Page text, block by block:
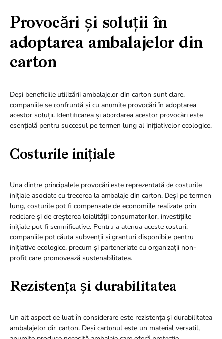
Provocări și soluții în
adoptarea ambalajelor din
carton
Deși beneficiile utilizării ambalajelor din carton sunt clare,
companiile se confruntă și cu anumite provocări în adoptarea
acestor soluții. Identificarea și abordarea acestor provocări este
esențială pentru succesul pe termen lung al inițiativelor ecologice.
Costurile inițiale
Una dintre principalele provocări este reprezentată de costurile
inițiale asociate cu trecerea la ambalaje din carton. Deși pe termen
lung, costurile pot fi compensate de economiile realizate prin
reciclare și de creșterea loialității consumatorilor, investițiile
inițiale pot fi semnificative. Pentru a atenua aceste costuri,
companiile pot căuta subvenții și granturi disponibile pentru
inițiative ecologice, precum și parteneriate cu organizații non-
profit care promovează sustenabilitatea.
Rezistența și durabilitatea
Un alt aspect de luat în considerare este rezistența și durabilitatea
ambalajelor din carton. Deși cartonul este un material versatil,